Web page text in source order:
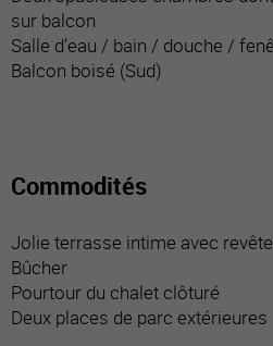
sur balcon
Salle d’eau / bain / douche /
Balcon boisé (Sud)
Commodités
Jolie terrasse intime avec
Bûcher
Pourtour du chalet clôturé
Deux places de parc extérieures